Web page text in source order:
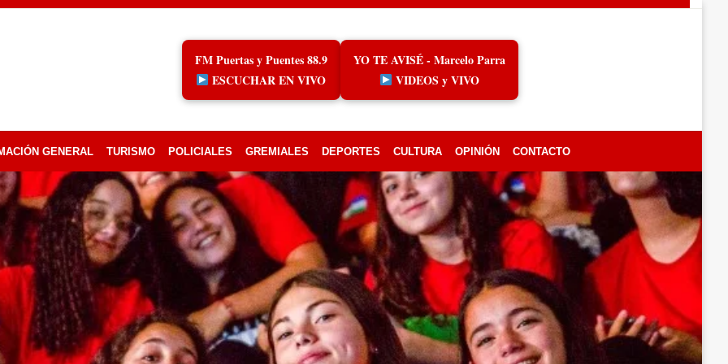
FM Puertas y Puentes 88.9
ESCUCHAR EN VIVO
YO TE AVISÉ - Marcelo Parra
VIDEOS y VIVO
GENERAL TURISMO POLICIALES GREMIALES DEPORTES CULTURA OPINIÓN CONTACTO